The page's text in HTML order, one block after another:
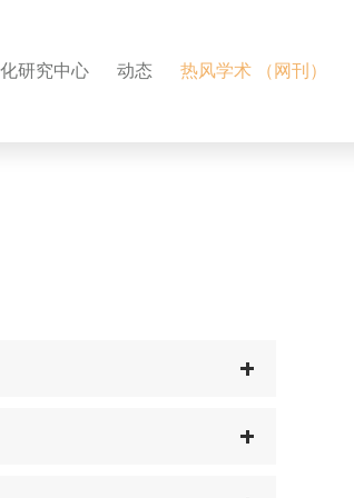
研究中心 动态 热风学术 （网刊）